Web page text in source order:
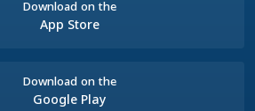
Download on the
App Store
Download on the
Google Play